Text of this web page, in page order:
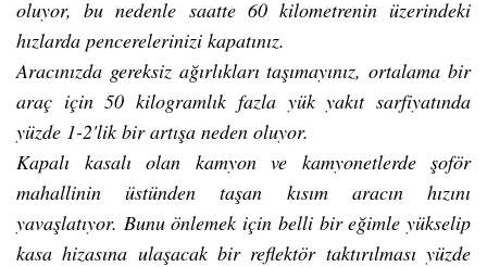
oluyor, bu nedenle saatte 60 kilometrenin üzerindeki
hızlarda pencerelerinizi kapatınız.
Aracınızda gereksiz ağırlıkları taşımayınız, ortalama bir
araç için 50 kilogramlık fazla yük yakıt sarfiyatında
yüzde 1-2'lik bir artışa neden oluyor.
Kapalı kasalı olan kamyon ve kamyonetlerde şoför
mahallinin üstünden taşan kısım aracın hızını
yavaşlatıyor. Bunu önlemek için belli bir eğimle yükselip
kasa hizasına ulaşacak bir reflektör taktırılması yüzde